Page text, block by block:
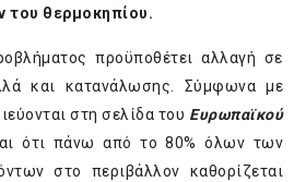
του θερμοκηπίου.
προϋποθέτει αλλαγή σε
και κατανάλωσης. Σύμφωνα με
στη σελίδα του Ευρωπαϊκού
ότι πάνω από το 80% όλων των
στο περιβάλλον καθορίζεται